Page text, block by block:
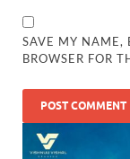
SAVE MY NAME,
BROWSER FOR